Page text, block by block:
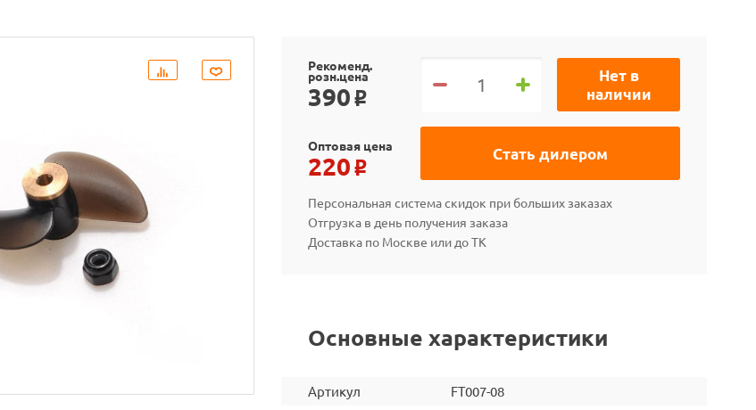
Рекоменд.
розн.цена
390 o
Нет в
наличии
Стать дилером
Оптовая цена
220 o
Персональная система скидок при больших заказах
Отгрузка в день получения заказа
Доставка по Москве или до ТК
Основные характеристики
Артикул
FT007-08